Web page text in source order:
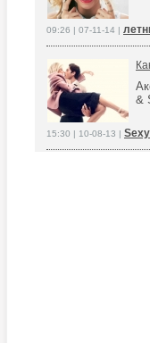
09:26 | 07-11-14 |
&
15:30 | 10-08-13 |